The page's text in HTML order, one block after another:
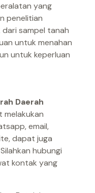
yang
penelitian
dari sampel tanah
untuk menahan
untuk keperluan
Daerah
melakukan
email,
dapat juga
Silahkan hubungi
kontak yang